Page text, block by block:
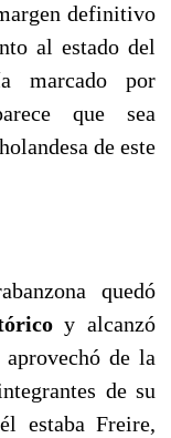
definitivo
al estado del
marcado por
que sea
de este
quedó
y alcanzó
de la
de su
estaba Freire,